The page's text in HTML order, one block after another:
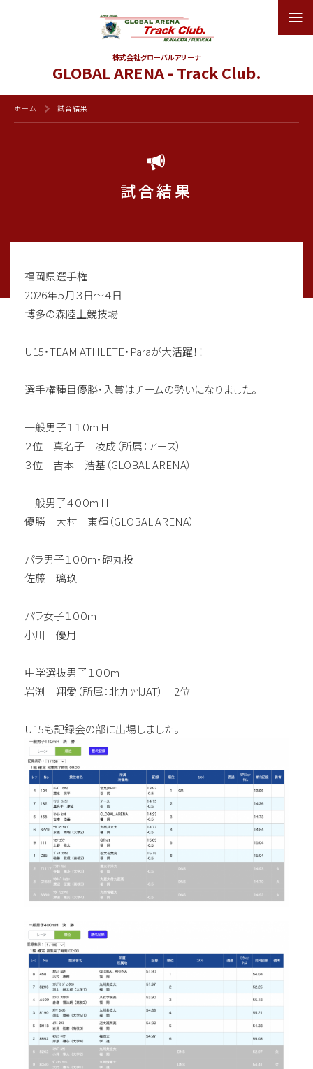
株式会社グローバルアリーナ
GLOBAL ARENA - Track Club.
ホーム 試合結果
試合結果
福岡県選手権
2026年５月３日〜４日
博多の森陸上競技場
U15・TEAM ATHLETE・Paraが大活躍！！
選手権種目優勝・入賞はチームの勢いになりました。
一般男子１１０m H
２位 真名子 凌成（所属：アース）
３位 吉本 浩基（GLOBAL ARENA）
一般男子４００m H
優勝 大村 東輝（GLOBAL ARENA）
パラ男子１００m・砲丸投
佐藤 璃玖
パラ女子１００m
小川 優月
中学選抜男子１００m
岩渕 翔愛（所属：北九州JAT） 2位
U15も記録会の部に出場しました。